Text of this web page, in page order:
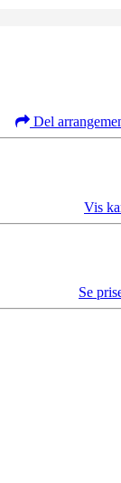
Del
Vis
Se